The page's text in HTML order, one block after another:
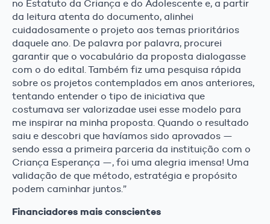
no Estatuto da Criança e do Adolescente e, a partir
da leitura atenta do documento, alinhei
cuidadosamente o projeto aos temas prioritários
daquele ano. De palavra por palavra, procurei
garantir que o vocabulário da proposta dialogasse
com o do edital. Também fiz uma pesquisa rápida
sobre os projetos contemplados em anos anteriores,
tentando entender o tipo de iniciativa que
costumava ser valorizadae usei esse modelo para
me inspirar na minha proposta. Quando o resultado
saiu e descobri que havíamos sido aprovados —
sendo essa a primeira parceria da instituição com o
Criança Esperança —, foi uma alegria imensa! Uma
validação de que método, estratégia e propósito
podem caminhar juntos.”
Financiadores mais conscientes